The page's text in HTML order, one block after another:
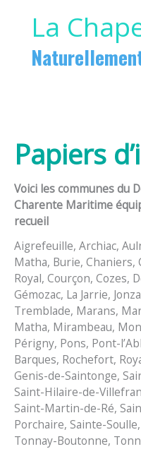
La
Papiers
Voici les communes du
Charente Maritime
recueil
Aigrefeuille, Archiac,
Matha, Burie, Chaniers,
Royal, Courçon, Cozes,
Gémozac, La Jarrie,
Tremblade, Marans,
Matha, Mirambeau,
Périgny, Pons, Pont-
Barques, Rochefort,
Genis-de-Saintonge,
Saint-Hilaire-de-
Saint-Martin-de-Ré,
Porchaire, Sainte-
Tonnay-Boutonne,